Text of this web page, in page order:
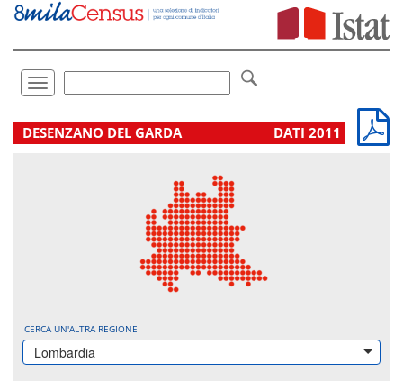
Vai
direttamente
Toggle
navigation
.
DESENZANO DEL GARDA DATI 2011
CERCA UN'ALTRA REGIONE
Lombardia